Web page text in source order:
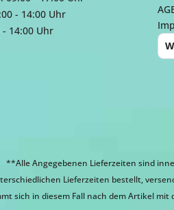
- 14:00 Uhr
- 14:00 Uhr
**Alle Angegebenen Lieferzeiten sind
Lieferzeiten bestellt,
sich in diesem Fall nach dem Artikel